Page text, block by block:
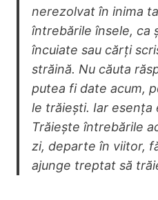
nerezolvat în inima
întrebările însele, ca
încuiate sau cărți
străină. Nu căuta
putea fi date acum,
le trăiești. Iar esența
Trăiește întrebările
zi, departe în viitor,
ajunge treptat să